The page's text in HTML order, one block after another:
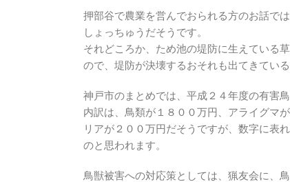
押部谷で農業を営んでおられる方のお話で
しょっちゅうだそうです。
それどころか、ため池の堤防に生えている
ので、堤防が決壊するおそれも出てきてい
神戸市のまとめでは、平成２４年度の有害
内訳は、鳥類が１８００万円、アライグマ
リアが２００万円だそうですが、数字に表
のと思われます。
鳥獣被害への対応策としては、猟友会に、